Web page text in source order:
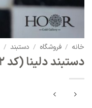
خانه / فروشگاه / دستبند /
دستبند دلینا (کد 4382)